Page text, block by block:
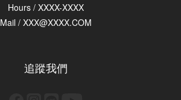
Hours / XXXX-XXXX
Mail / XXX@XXXX.COM
追蹤我們